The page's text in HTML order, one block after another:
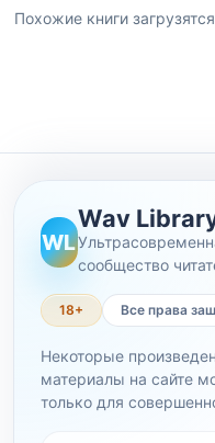
Похожие книги
WL
Wav
сообщество
18+ Все права
Некоторые
материалы на сайте
только для